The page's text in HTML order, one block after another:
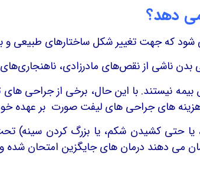
دهد؟
که جهت تغییر شکل ساختارهای طبیعی و
ناشی از نقص‌های مادرزادی، ناهنجاری‌های
نیستند. با این حال، برخی از جراحی
هزینه های جراحی های لیفت صورت بر عهده
یا حتی کشیدن شکم، یا بزرگ کردن سینه)
می دهند درمان های جایگزین امتحان